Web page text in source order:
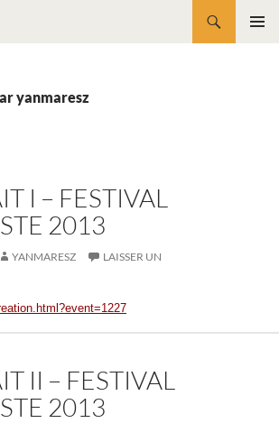
yanmaresz
I – FESTIVAL
2013
YANMARESZ
LAISSER UN
II – FESTIVAL
2013